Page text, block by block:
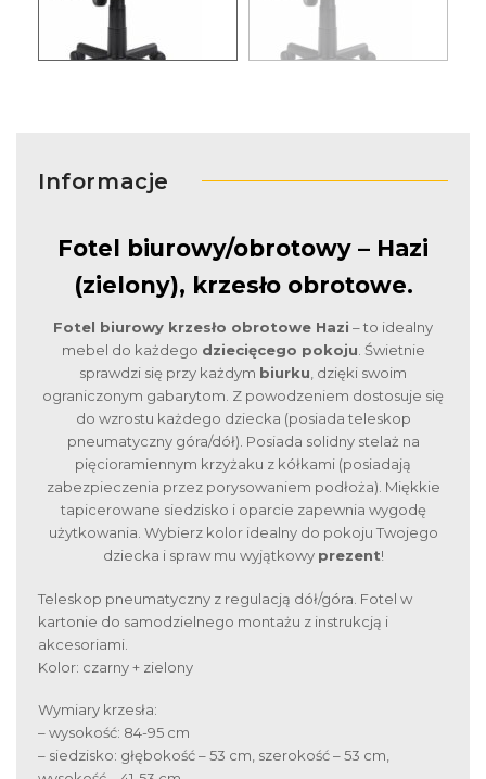
Informacje
Fotel biurowy/obrotowy – Hazi
(zielony), krzesło obrotowe.
Fotel biurowy krzesło obrotowe Hazi – to idealny
mebel do każdego dziecięcego pokoju. Świetnie
sprawdzi się przy każdym biurku, dzięki swoim
ograniczonym gabarytom. Z powodzeniem dostosuje się
do wzrostu każdego dziecka (posiada teleskop
pneumatyczny góra/dół). Posiada solidny stelaż na
pięcioramiennym krzyżaku z kółkami (posiadają
zabezpieczenia przez porysowaniem podłoża). Miękkie
tapicerowane siedzisko i oparcie zapewnia wygodę
użytkowania. Wybierz kolor idealny do pokoju Twojego
dziecka i spraw mu wyjątkowy prezent!
Teleskop pneumatyczny z regulacją dół/góra. Fotel w
kartonie do samodzielnego montażu z instrukcją i
akcesoriami.
Kolor: czarny + zielony
Wymiary krzesła:
– wysokość: 84-95 cm
– siedzisko: głębokość – 53 cm, szerokość – 53 cm,